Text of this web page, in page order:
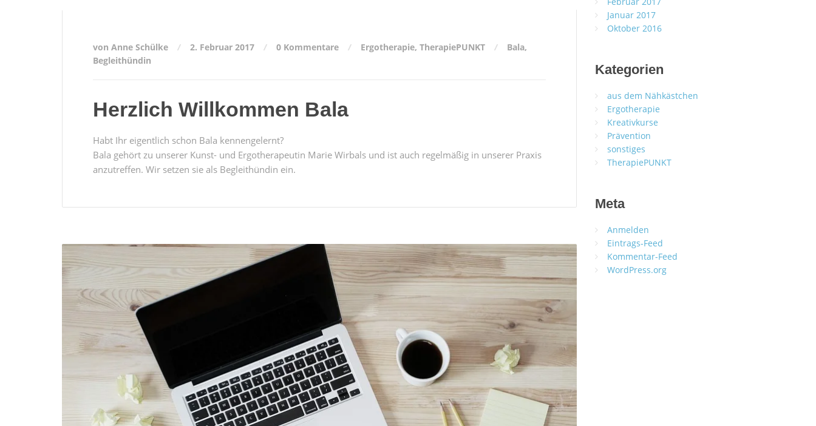
von Anne Schülke 2. Februar 2017 0 Kommentare Ergotherapie, TherapiePUNKT Bala,
Begleithündin
Herzlich Willkommen Bala
Habt Ihr eigentlich schon Bala kennengelernt?
Bala gehört zu unserer Kunst- und Ergotherapeutin Marie Wirbals und ist auch regelmäßig in unserer Praxis
anzutreffen. Wir setzen sie als Begleithündin ein.
Januar 2017
Oktober 2016
Kategorien
aus dem Nähkästchen
Ergotherapie
Kreativkurse
Prävention
sonstiges
TherapiePUNKT
Meta
Anmelden
Eintrags-Feed
Kommentar-Feed
WordPress.org